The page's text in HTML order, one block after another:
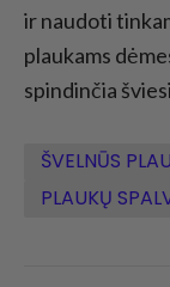
ir naudoti
plaukams
spindinčia
ŠVELNŪS
PLAUKŲ